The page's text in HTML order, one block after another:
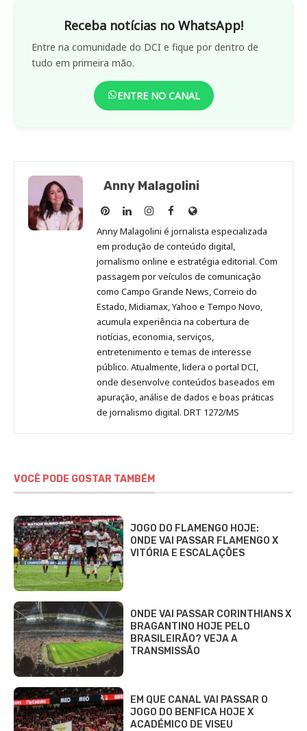
Receba notícias no WhatsApp!
Entre na comunidade do DCI e fique por dentro de
tudo em primeira mão.
ENTRE NO CANAL
Anny Malagolini
Anny
Malagolini
no
Pinterest
Anny
Malagolini
no
LinkedIn
Anny
Malagolini
no
Instagram
Anny
Malagolini
no
Facebook
Site
de
Anny
Malagolini
Anny Malagolini é jornalista especializada
em produção de conteúdo digital,
jornalismo online e estratégia editorial. Com
passagem por veículos de comunicação
como Campo Grande News, Correio do
Estado, Midiamax, Yahoo e Tempo Novo,
acumula experiência na cobertura de
notícias, economia, serviços,
entretenimento e temas de interesse
público. Atualmente, lidera o portal DCI,
onde desenvolve conteúdos baseados em
apuração, análise de dados e boas práticas
de jornalismo digital. DRT 1272/MS
VOCÊ PODE GOSTAR TAMBÉM
JOGO DO FLAMENGO HOJE:
ONDE VAI PASSAR FLAMENGO X
VITÓRIA E ESCALAÇÕES
ONDE VAI PASSAR CORINTHIANS X
BRAGANTINO HOJE PELO
BRASILEIRÃO? VEJA A
TRANSMISSÃO
EM QUE CANAL VAI PASSAR O
JOGO DO BENFICA HOJE X
ACADÉMICO DE VISEU